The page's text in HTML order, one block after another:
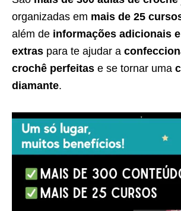
organizadas em mais de 25
além de informações adicionais
extras para te ajudar a
crochê perfeitas e se tornar uma
diamante.